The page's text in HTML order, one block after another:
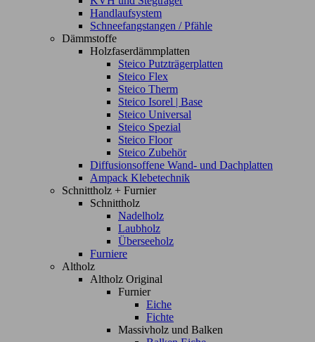
Handlaufsystem
Schneefangstangen / Pfähle
Dämmstoffe
Holzfaserdämmplatten
Steico Putzträgerplatten
Steico Flex
Steico Therm
Steico Isorel | Base
Steico Universal
Steico Spezial
Steico Floor
Steico Zubehör
Diffusionsoffene Wand- und Dachplatten
Ampack Klebetechnik
Schnittholz + Furnier
Schnittholz
Nadelholz
Laubholz
Überseeholz
Furniere
Altholz
Altholz Original
Furnier
Eiche
Fichte
Massivholz und Balken